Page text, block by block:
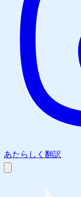
あたらしく翻訳